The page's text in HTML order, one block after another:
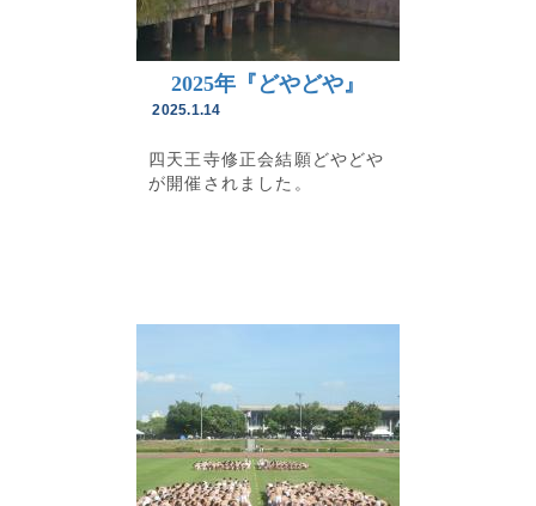
2025年『どやどや』
2025.1.14
四天王寺修正会結願どやどや
が開催されました。